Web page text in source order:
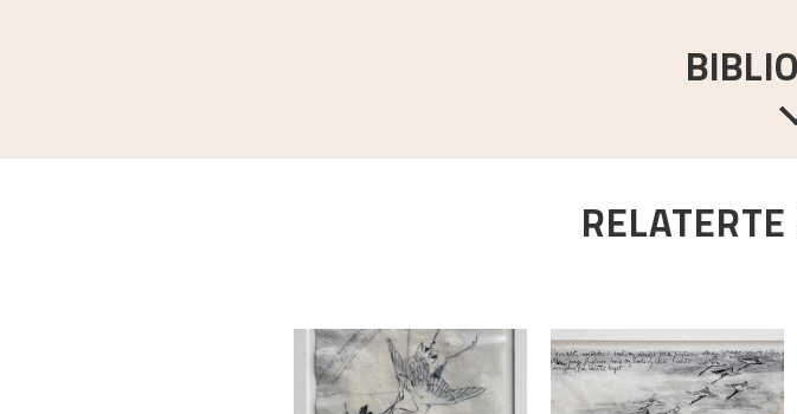
Nikolai Astrup: studier av japanske tresnitt / Nikolai Astrup's